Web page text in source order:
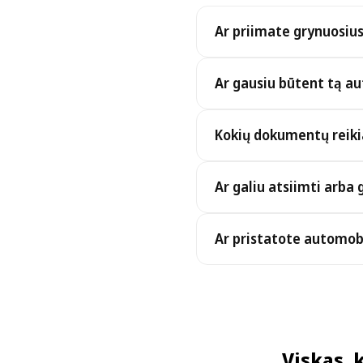
Ar priimate
Ar gausiu būtent tą
pačiomis sąlygomis be
Kokių dokumentų
rezervacijos vaučerį
Ar galiu atsiimti arba
atsiėmimą ar grąžinimą
Ar pristatote
Rezervuodami tiesiog
taikomas nedidelis